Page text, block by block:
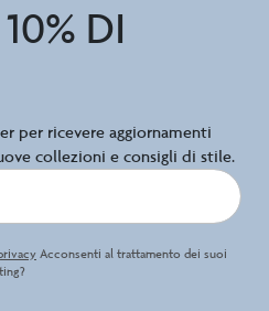
DI
per ricevere aggiornamenti
collezioni e consigli di stile.
Acconsenti al trattamento dei suoi